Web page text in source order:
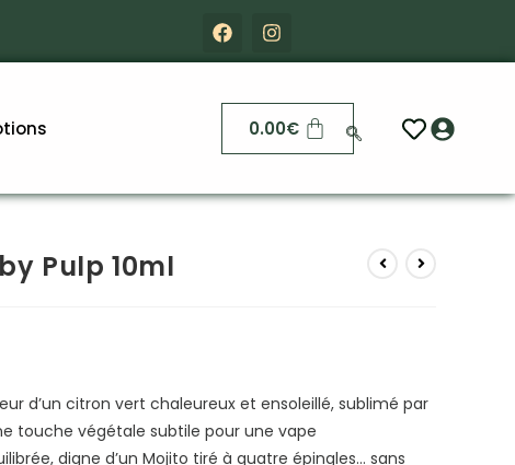
0.00€
Pulp 10ml
d’un citron vert chaleureux et ensoleillé, sublimé par
touche végétale subtile pour une vape
digne d’un Mojito tiré à quatre épingles… sans